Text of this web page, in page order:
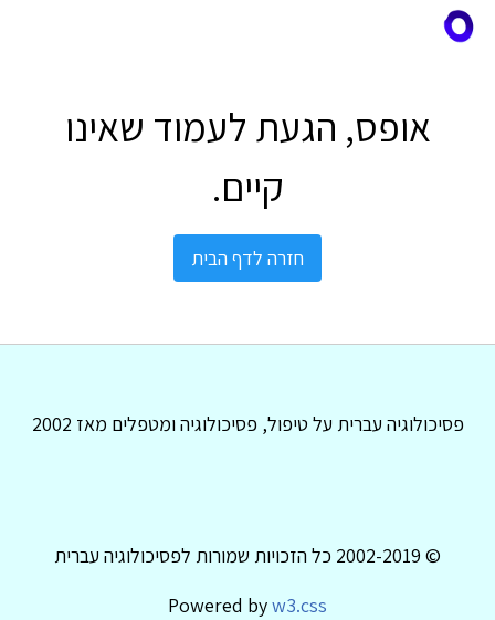
אופס, הגעת לעמוד שאינו
קיים.
חזרה לדף הבית
פסיכולוגיה עברית על טיפול, פסיכולוגיה ומטפלים מאז 2002
© 2002-2019 כל הזכויות שמורות לפסיכולוגיה עברית
Powered byw3.css